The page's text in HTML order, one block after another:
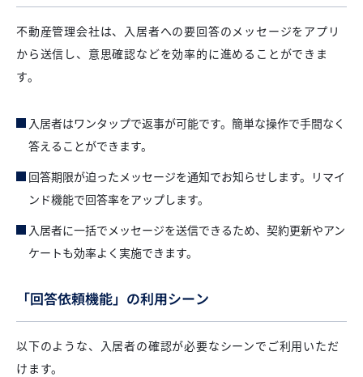
不動産管理会社は、入居者への要回答のメッセージをアプリ
から送信し、意思確認などを効率的に進めることができま
す。
入居者はワンタップで返事が可能です。簡単な操作で手間なく
答えることができます。
回答期限が迫ったメッセージを通知でお知らせします。リマイ
ンド機能で回答率をアップします。
入居者に一括でメッセージを送信できるため、契約更新やアン
ケートも効率よく実施できます。
「回答依頼機能」の利用シーン
以下のような、入居者の確認が必要なシーンでご利用いただ
けます。